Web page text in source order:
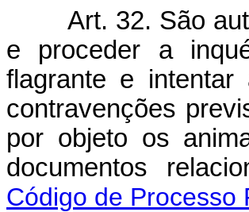
Art. 32. São
e proceder a
flagrante e
contravenções
por objeto os
documentos
Código de Processo